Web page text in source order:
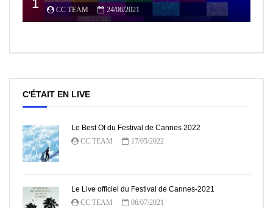
1 CC TEAM 24/06/2021
C'ÉTAIT EN LIVE
Le Best Of du Festival de Cannes 2022
CC TEAM
17/05/2022
Le Live officiel du Festival de Cannes-2021
CC TEAM
06/07/2021